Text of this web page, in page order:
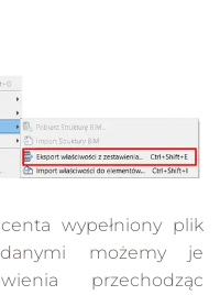
wypełniony plik
możemy je
przechodząc